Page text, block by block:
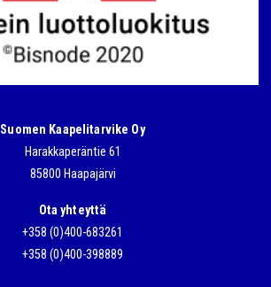
Suomen Kaapelitarvike Oy
Harakkaperäntie 61
85800 Haapajärvi
Ota yhteyttä
+358 (0)400-683261
+358 (0)400-398889